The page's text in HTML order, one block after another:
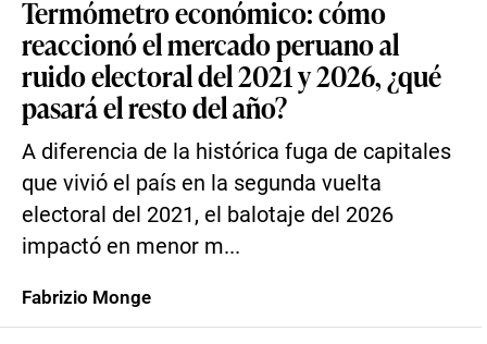
Termómetro económico: cómo
reaccionó el mercado peruano al
ruido electoral del 2021 y 2026, ¿qué
pasará el resto del año?
A diferencia de la histórica fuga de capitales
que vivió el país en la segunda vuelta
electoral del 2021, el balotaje del 2026
impactó en menor m...
Fabrizio Monge